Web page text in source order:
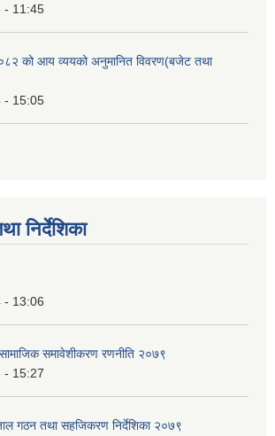
- 11:45
को आय व्ययको अनुमानित विवरण(बजेट तथा
- 15:05
निर्देशिका
- 13:06
समावेशीकरण रणनीति २०७९
- 15:27
गठन तथा सहजिकरण निर्देशिका २०७९